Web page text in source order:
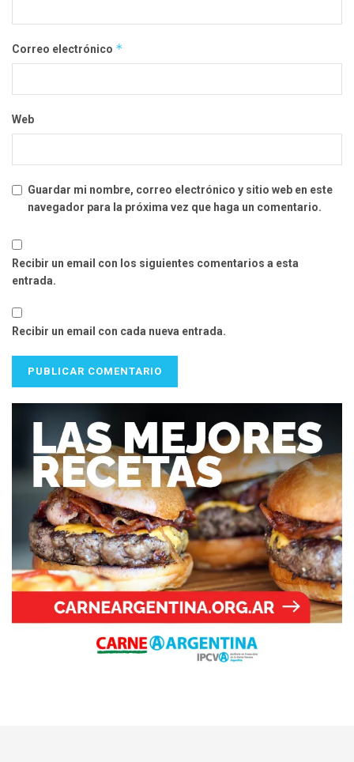
Correo electrónico *
Web
Guardar mi nombre, correo electrónico y sitio web en este
navegador para la próxima vez que haga un comentario.
Recibir un email con los siguientes comentarios a esta
entrada.
Recibir un email con cada nueva entrada.